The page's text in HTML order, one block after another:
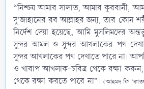
“নিশ্চয় আমার সালাত, আমার কুরবানী,
দু’জাহানের রব আল্লাহর জন্য, তার কোন
নির্দেশ দেয়া হয়েছে, আমি মুসলিমদের
সুন্দর আমল ও সুন্দর আখলাকের পথ
সুন্দর আখলাকের পথ দেখাতে পারে না।
ও খারাপ আখলাক-চরিত্র থেকে রক্ষা
থেকে রক্ষা করতে পারে না”। (আহমদ ফি